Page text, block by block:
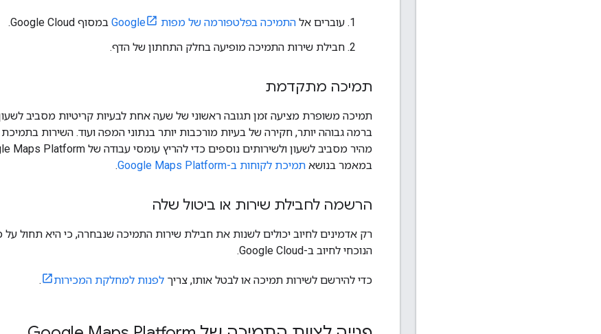
עוברים אל התמיכה בפלטפורמה של מפות Google
במסוף Google Cloud.
חבילת שירות התמיכה מופיעה בחלק התחתון של הדף.
תמיכה מתקדמת
תמיכה משופרת מציעה זמן תגובה ראשוני של שעה אחת לבעיות קריטיות מסביב
במאמר בנושא תמיכת לקוחות ב-Google Maps Platform .
הרשמה לחבילת שירות או ביטול שלה
רק אדמינים לחיוב יכולים לשנות את חבילת שירות התמיכה שנבחרה, כי היא תחול
הנוכחי לחיוב ב-Google Cloud.
כדי להירשם לשירות תמיכה או לבטל אותו, צריך לפנות למחלקת המכירות .